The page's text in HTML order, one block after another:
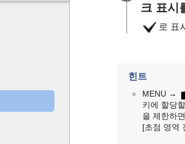
크 표시
로 표
힌트
MENU →
키에 할당
을 제한하
[초점 영역